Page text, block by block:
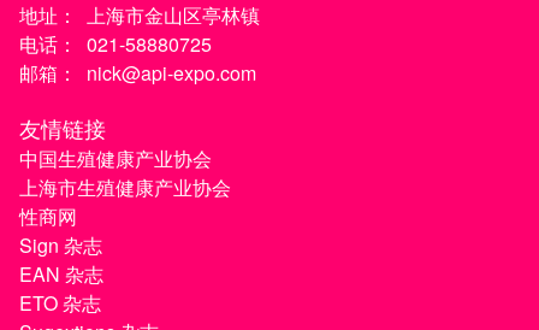
地址：
上海市金山区亭林镇
电话：
021-58880725
邮箱：
nick@api-expo.com
友情链接
中国生殖健康产业协会
上海市生殖健康产业协会
性商网
Sign 杂志
EAN 杂志
ETO 杂志